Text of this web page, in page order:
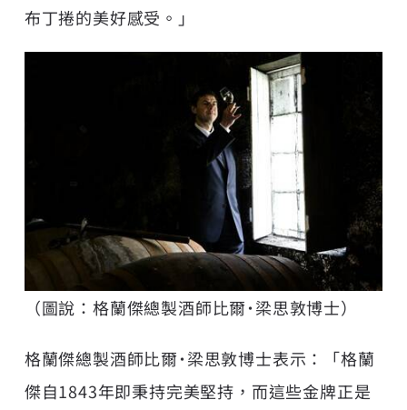
布丁捲的美好感受。」
（圖說：格蘭傑總製酒師比爾˙梁思敦博士）
格蘭傑總製酒師比爾˙梁思敦博士表示：「格蘭
傑自1843年即秉持完美堅持，而這些金牌正是